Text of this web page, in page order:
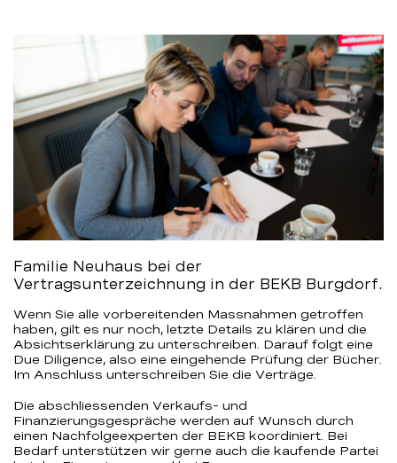
Familie Neuhaus bei der
Vertragsunterzeichnung in der BEKB Burgdorf.
Wenn Sie alle vorbereitenden Massnahmen getroffen
haben, gilt es nur noch, letzte Details zu klären und die
Absichtserklärung zu unterschreiben. Darauf folgt eine
Due Diligence, also eine eingehende Prüfung der Bücher.
Im Anschluss unterschreiben Sie die Verträge.
Die abschliessenden Verkaufs- und
Finanzierungsgespräche werden auf Wunsch durch
einen Nachfolgeexperten der BEKB koordiniert. Bei
Bedarf unterstützen wir gerne auch die kaufende Partei